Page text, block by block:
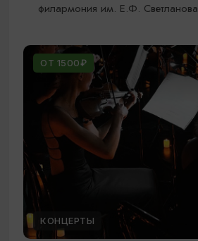
филармония им. Е.Ф. Светланова
ОТ 1500₽
КОНЦЕРТЫ